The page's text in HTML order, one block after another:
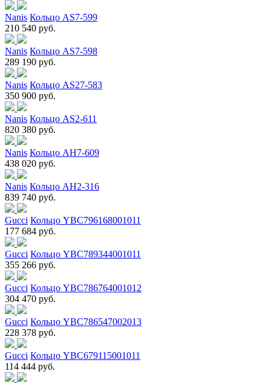
Nanis Кольцо AS7-599
210 540 руб.
Nanis Кольцо AS7-598
289 190 руб.
Nanis Кольцо AS27-583
350 900 руб.
Nanis Кольцо AS2-611
820 380 руб.
Nanis Кольцо AH7-609
438 020 руб.
Nanis Кольцо AH2-316
839 740 руб.
Gucci Кольцо YBC796168001011
177 684 руб.
Gucci Кольцо YBC789344001011
355 266 руб.
Gucci Кольцо YBC786764001012
304 470 руб.
Gucci Кольцо YBC786547002013
228 378 руб.
Gucci Кольцо YBC679115001011
114 444 руб.